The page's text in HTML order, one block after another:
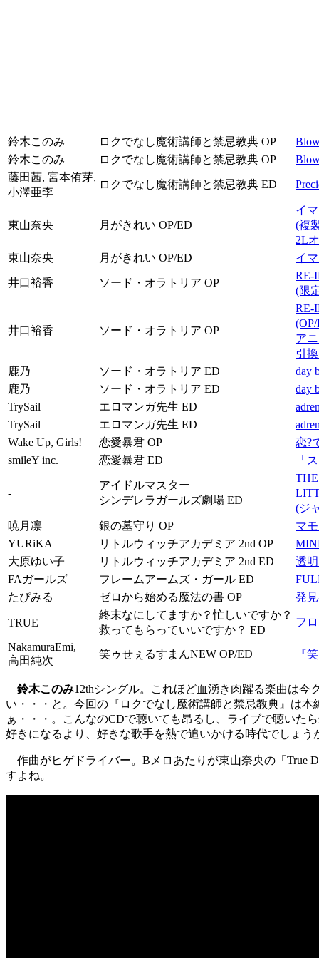
鈴木このみ ロクでなし魔術講師と禁忌教典 OP
鈴木このみ
ロクでなし魔術講師と禁忌教典 OP
藤田茜, 宮本侑芽,
小澤亜李
ロクでなし魔術講師と禁忌教典 ED
東山奈央 月がきれい OP/ED
イ
(複
2L
東山奈央
月がきれい OP/ED イ
井口裕香 ソード・オラトリア OP
RE-
(限
井口裕香 ソード・オラトリア OP
RE-
ア
引
鹿乃
ソード・オラトリア ED
day
鹿乃
ソード・オラトリア ED
day
TrySail
エロマンガ先生 ED
TrySail
エロマンガ先生 ED
Wake Up, Girls!
恋愛暴君 OP
恋?
smileY inc.
恋愛暴君 ED 「
-
アイドルマスター
シンデレラガールズ劇場 ED
(ジ
暁月凛
銀の墓守り OP
マ
YURiKA
リトルウィッチアカデミア 2nd OP
大原ゆい子
リトルウィッチアカデミア 2nd ED
透
FAガールズ
フレームアームズ・ガール ED
たぴみる
ゼロから始める魔法の書 OP 発
TRUE
終末なにしてますか？忙しいですか？
救ってもらっていいですか？ ED
フ
NakamuraEmi,
高田純次
笑ゥせぇるすまんNEW OP/ED 『
鈴木このみ12thシングル。これほど血湧き肉躍る楽曲は
い・・・と。今回の『ロクでなし魔術講師と禁忌教典』は
ぁ・・・。こんなのCDで聴いても昂るし、ライブで聴いた
好きになるより、好きな歌手を熱で追いかける時代でしょ
作曲がヒゲドライバー。Bメロあたりが東山奈央の「True
すよね。